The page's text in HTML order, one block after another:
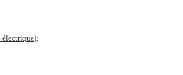
électrique);